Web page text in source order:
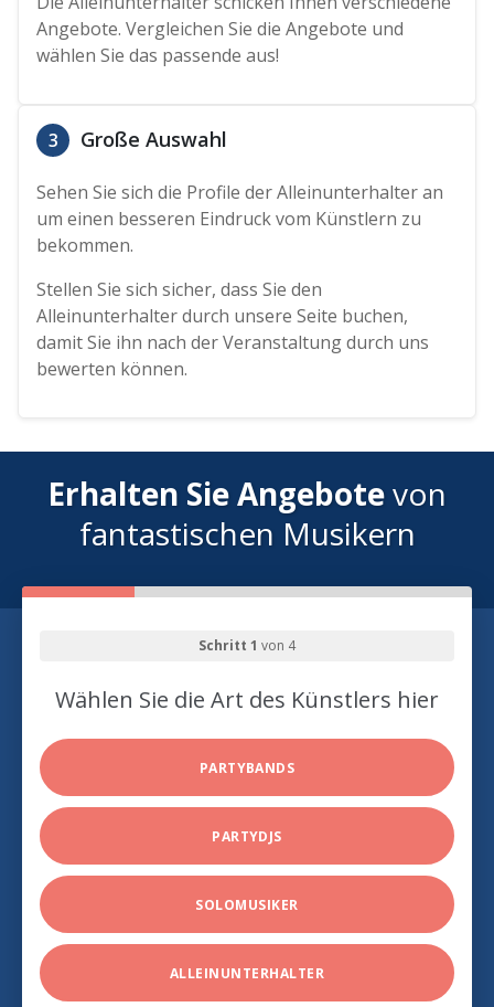
Angebote. Vergleichen Sie die Angebote und
wählen Sie das passende aus!
3 Große Auswahl
Sehen Sie sich die Profile der Alleinunterhalter an
um einen besseren Eindruck vom Künstlern zu
bekommen.
Stellen Sie sich sicher, dass Sie den
Alleinunterhalter durch unsere Seite buchen,
damit Sie ihn nach der Veranstaltung durch uns
bewerten können.
Erhalten Sie Angebotevon
fantastischen Musikern
Schritt 1 von 4
Wählen Sie die Art des Künstlers hier
PARTYBANDS
PARTYDJS
SOLOMUSIKER
ALLEINUNTERHALTER